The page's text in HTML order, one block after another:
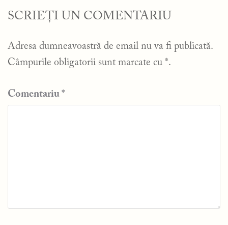
SCRIEȚI UN COMENTARIU
Adresa dumneavoastră de email nu va fi publicată.
Câmpurile obligatorii sunt marcate cu *.
Comentariu *